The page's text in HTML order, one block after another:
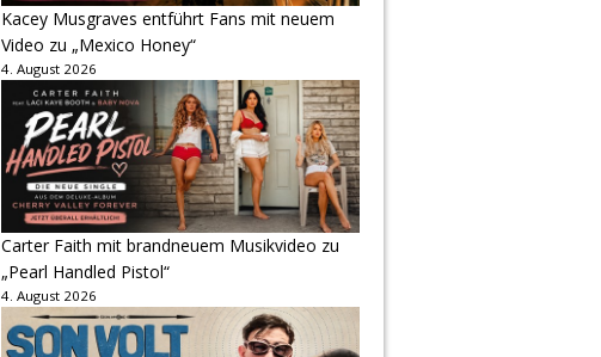
Kacey Musgraves entführt Fans mit neuem
Video zu „Mexico Honey“
4. August 2026
Carter Faith mit brandneuem Musikvideo zu
„Pearl Handled Pistol“
4. August 2026